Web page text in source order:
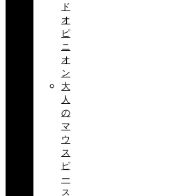
ド
オ
ピ
ニ
オ
ン
大
人
の
マ
ウ
ス
ピ
ー
ス